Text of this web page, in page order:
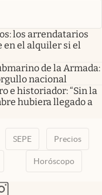
los arrendatarios
en el alquiler si el
de la Armada:
nacional
e historiador: “Sin la
hubiera llegado a
SEPE Precios
Horóscopo
pestañapestaña
nueva pestaña
en nueva pestaña
abre en nueva pestaña